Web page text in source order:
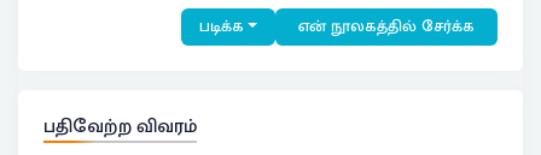
படிக்க என் நூலகத்தில் சேர்க்க
பதிவேற்ற விவரம்